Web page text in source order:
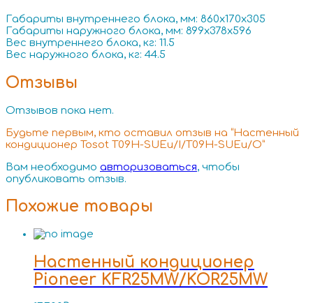
Габариты внутреннего блока, мм: 860x170x305
Габариты наружного блока, мм: 899x378x596
Вес внутреннего блока, кг: 11.5
Вес наружного блока, кг: 44.5
Отзывы
Отзывов пока нет.
Будьте первым, кто оставил отзыв на “Настенный
кондиционер Tosot T09H-SUEu/I/T09H-SUEu/O”
Вам необходимо авторизоваться, чтобы
опубликовать отзыв.
Похожие товары
Настенный кондиционер
Pioneer KFR25MW/KOR25MW